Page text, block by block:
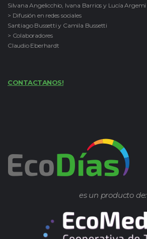
Silvana Angelicchio, Ivana Barrios y Lucía Argemi
> Difusión en redes sociales
Santiago Bussetti y Camila Bussetti
> Colaboradores
Claudio Eberhardt
CONTACTANOS!
es un producto de: